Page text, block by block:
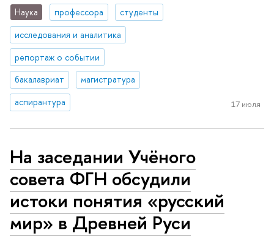
Наука профессора
студенты
исследования и аналитика
репортаж о событии
бакалавриат
магистратура
аспирантура
17 июля
На заседании Учёного
совета ФГН обсудили
истоки понятия «русский
мир» в Древней Руси